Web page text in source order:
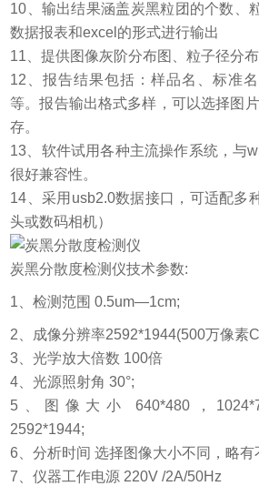
10、输出结果涵盖炭黑粒团的个数、
数据报表和excel的形式进行输出
11、提供图像灰阶分布图、粒子径分
12、报告结果包括：样品名、标准
等。报告输出格式多样，可以选择图
存。
13、软件试用各种主流操作系统，与
很好兼容性。
14、采用usb2.0数据接口，可适配多
头或数码相机）
炭黑分散度检测仪技术参数:
1 、检测范围 0.5um—1cm;
2
成像分辨率2592*1944(500万像素
3 、光学放大倍数 100倍
4 、光源照射角 30°;
5
图像大小 640*480，
2592*1944;
6 、分析时间 选择图像大小不同，略有
7 、仪器工作电源 220V /2A/50Hz